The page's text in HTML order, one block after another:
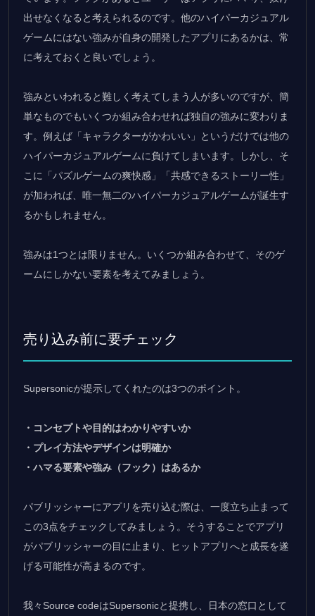
出せなくなると考えられるのです。他のハイパーカジュアル
ゲームにはない強みが自身の開発したアプリにあるかは、常
に考えておくと良いでしょう。
強みといわれると難しく考えてしまう人が多いのですが、簡
単なものでもいくつか組み合わせれば独自の強みに変わりま
す。例えば「キャラクターがかわいい」というだけでは他の
ハイパーカジュアルゲームに負けてしまいます。しかし、そ
こに「パズルゲームの爽快感」「共感できるストーリー性」
が加われば、唯一無二のハイパーカジュアルゲームが誕生す
るかもしれません。
強みは1つとは限りません。いくつか組み合わせて、そのゲ
ームにしかない要素を考えてみましょう。
売り込み前に要チェック
Supersonicが提示してくれたのは3つのポイント。
・コンセプトや目的はわかりやすいか
・プレイ方法やデザインは明確か
・ハマる要素や強み（フック）はあるか
パブリッシャーにアプリを売り込む際は、一度立ち止まって
この3点をチェックしてみましょう。そうすることでアプリ
がパブリッシャーの目に止まり、ヒットアプリへと成長を遂
げる可能性が高まるのです。
我々Source codeはSupersonicと提携し、日本の窓口として